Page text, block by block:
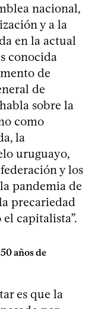
nacional,
y a la
en la actual
conocida
de
de
sobre la
como
la
uruguayo,
y los
pandemia de
precariedad
capitalista”.
años de
es que la